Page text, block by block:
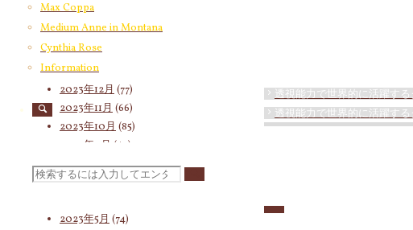
Max Coppa
Medium Anne in Montana
Cynthia Rose
Information
検
2024年4月
2024年3月(70)
2024年2月
2024年1月
2023年12月 (77)
2023年11月 (66)
2023年10月 (85)
2023年9月 (59)
2023年8月(91)
2023年7月(89)
2023年5月 (74)
透視能力で世界的に活躍す
透視能力で世界的に活躍す